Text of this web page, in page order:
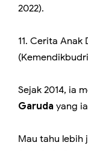
2022).
11. Cerita Anak
Sejak 2014, ia
Garuda yang
Mau tahu lebih